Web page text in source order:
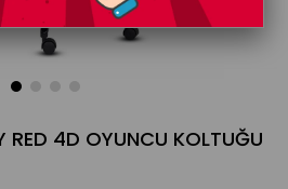
RED 4D OYUNCU KOLTUĞU